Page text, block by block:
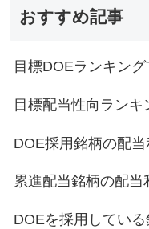
おすすめ記事
目標DOEランキン
目標配当性向ランキ
DOE採用銘柄の配
累進配当銘柄の配
DOEを採用してい